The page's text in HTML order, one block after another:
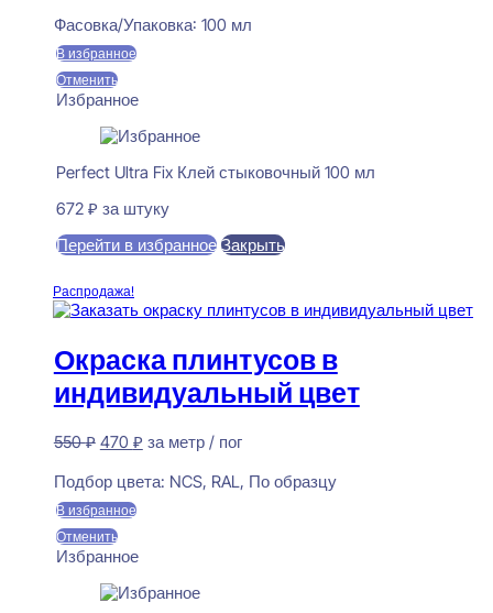
Фасовка/Упаковка: 100 мл
В избранное
Отменить
Избранное
Perfect Ultra Fix Клей стыковочный 100 мл
672 ₽ за штуку
Перейти в избранное Закрыть
Распродажа!
Окраска плинтусов в
индивидуальный цвет
550₽ Первоначальная
составляла
550 ₽.
470 ₽Текущая
470 ₽.
за метр / пог
Подбор цвета: NCS, RAL, По образцу
В избранное
Отменить
Избранное